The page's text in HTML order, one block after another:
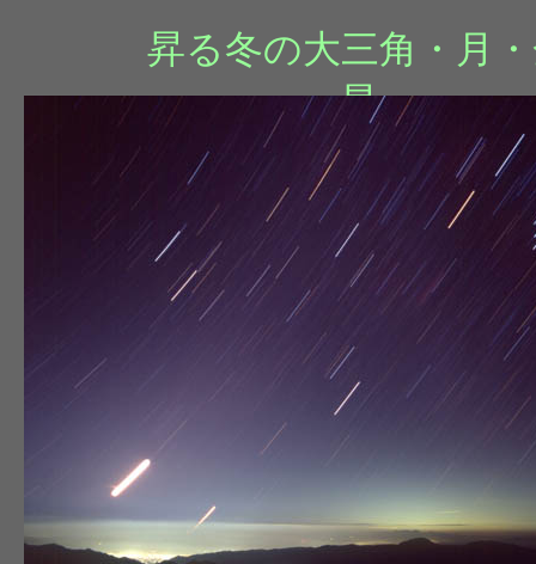
昇る冬の大三角・月
星